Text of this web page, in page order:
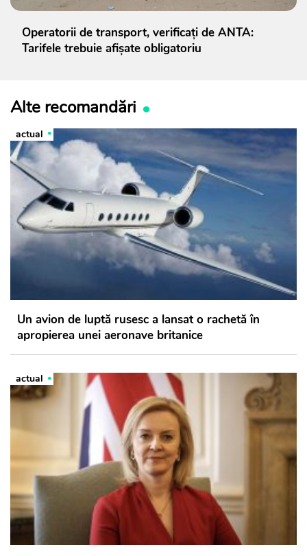
Operatorii de transport, verificați de ANTA:
Tarifele trebuie afișate obligatoriu
Alte recomandări
actual
Un avion de luptă rusesc a lansat o rachetă în
apropierea unei aeronave britanice
actual